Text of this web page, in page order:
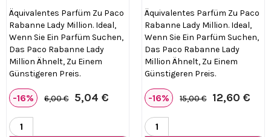
Äquivalentes Parfüm Zu Paco
Rabanne Lady Million. Ideal,
Wenn Sie Ein Parfüm Suchen,
Das Paco Rabanne Lady
Million Ähnelt, Zu Einem
Günstigeren Preis.
-16% 6,00 € 5,04 €
Äquivalentes Parfüm Zu Paco
Rabanne Lady Million. Ideal,
Wenn Sie Ein Parfüm Suchen,
Das Paco Rabanne Lady
Million Ähnelt, Zu Einem
Günstigeren Preis.
-16% 15,00 € 12,60 €